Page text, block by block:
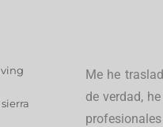
Me he
de verdad,
sierra